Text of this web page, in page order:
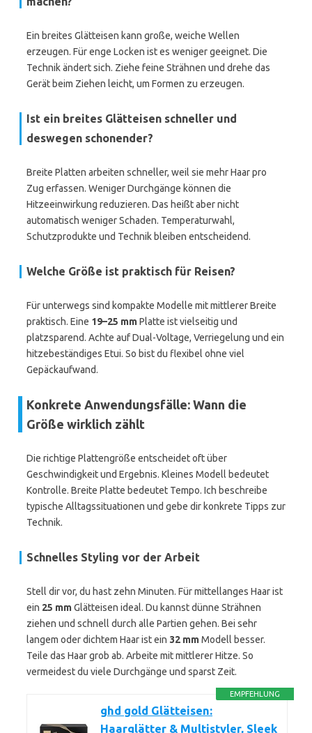
Ein breites Glätteisen kann große, weiche Wellen
erzeugen. Für enge Locken ist es weniger geeignet. Die
Technik ändert sich. Ziehe feine Strähnen und drehe das
Gerät beim Ziehen leicht, um Formen zu erzeugen.
Ist ein breites Glätteisen schneller und
deswegen schonender?
Breite Platten arbeiten schneller, weil sie mehr Haar pro
Zug erfassen. Weniger Durchgänge können die
Hitzeeinwirkung reduzieren. Das heißt aber nicht
automatisch weniger Schaden. Temperaturwahl,
Schutzprodukte und Technik bleiben entscheidend.
Welche Größe ist praktisch für Reisen?
Für unterwegs sind kompakte Modelle mit mittlerer Breite
praktisch. Eine 19–25 mmPlatte ist vielseitig und
platzsparend. Achte auf Dual-Voltage, Verriegelung und ein
hitzebeständiges Etui. So bist du flexibel ohne viel
Gepäckaufwand.
Konkrete Anwendungsfälle: Wann die
Größe wirklich zählt
Die richtige Plattengröße entscheidet oft über
Geschwindigkeit und Ergebnis. Kleines Modell bedeutet
Kontrolle. Breite Platte bedeutet Tempo. Ich beschreibe
typische Alltagssituationen und gebe dir konkrete Tipps zur
Technik.
Schnelles Styling vor der Arbeit
Stell dir vor, du hast zehn Minuten. Für mittellanges Haar ist
ein 25 mmGlätteisen ideal. Du kannst dünne Strähnen
ziehen und schnell durch alle Partien gehen. Bei sehr
langem oder dichtem Haar ist ein 32 mmModell besser.
Teile das Haar grob ab. Arbeite mit mittlerer Hitze. So
vermeidest du viele Durchgänge und sparst Zeit.
EMPFEHLUNG
ghd gold Glätteisen:
Haarglätter & Multistyler, Sleek